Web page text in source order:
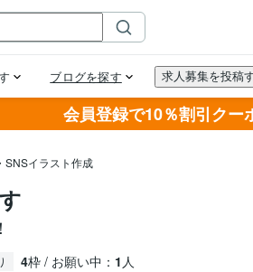
会員登録で10％割引クー
SNSイラスト作成
4枠 / お願い中： 1 人